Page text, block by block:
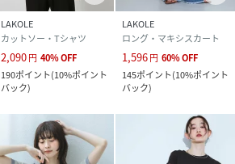
LAKOLE
カットソー・Tシャツ
2,090円 40%OFF
190ポイント(10%ポイント
バック)
LAKOLE
ロング・マキシスカート
1,596円 60%OFF
145ポイント(10%ポイント
バック)